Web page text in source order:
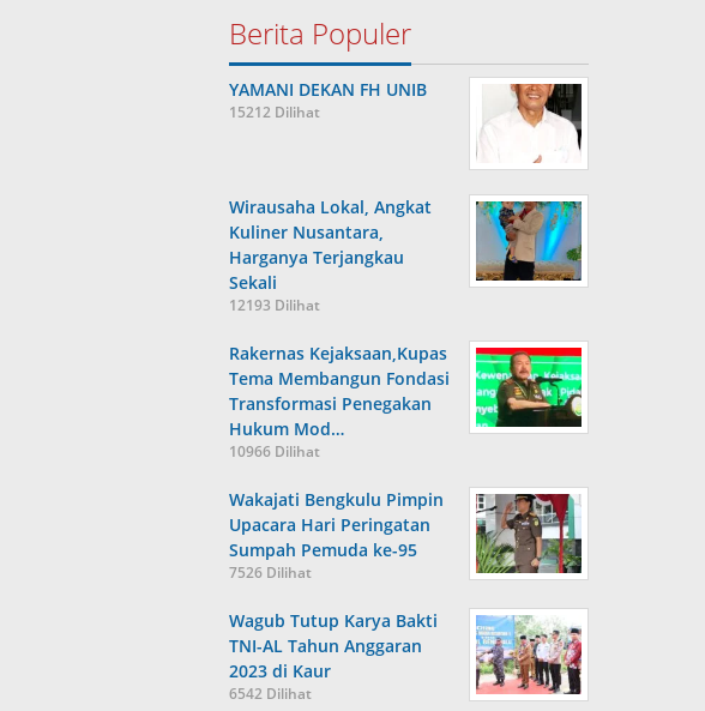
Berita Populer
YAMANI DEKAN FH UNIB
15212 Dilihat
Wirausaha Lokal, Angkat
Kuliner Nusantara,
Harganya Terjangkau
Sekali
12193 Dilihat
Rakernas Kejaksaan,Kupas
Tema Membangun Fondasi
Transformasi Penegakan
Hukum Mod…
10966 Dilihat
Wakajati Bengkulu Pimpin
Upacara Hari Peringatan
Sumpah Pemuda ke-95
7526 Dilihat
Wagub Tutup Karya Bakti
TNI-AL Tahun Anggaran
2023 di Kaur
6542 Dilihat